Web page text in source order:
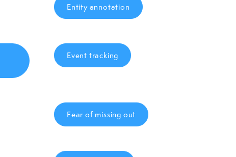
Entity annotation
Event tracking
Fear of missing out